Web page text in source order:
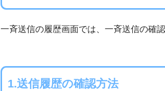
一斉送信の履歴画面では、一斉送信の確
1.送信履歴の確認方法